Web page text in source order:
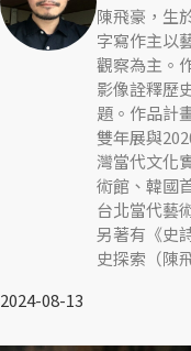
陳飛豪，生
字寫作主以
觀察為主。
影像詮釋歷
題。作品計
雙年展與
灣當代文化
術館、韓國
台北當代藝
另著有《史
史探索（陳
2024-08-13